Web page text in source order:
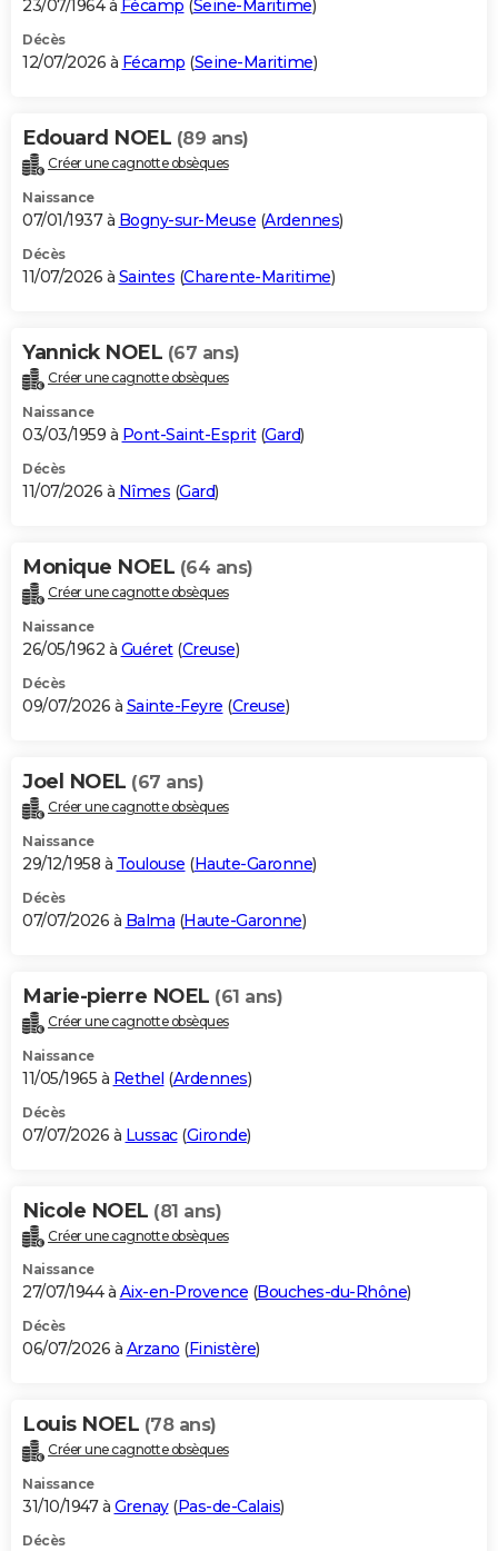
23/07/1964 à Fécamp (Seine-Maritime)
Décès
12/07/2026 à Fécamp (Seine-Maritime)
Edouard NOEL (89 ans)
Créer une cagnotte obsèques
Naissance
07/01/1937 à Bogny-sur-Meuse (Ardennes)
Décès
11/07/2026 à Saintes (Charente-Maritime)
Yannick NOEL (67 ans)
Créer une cagnotte obsèques
Naissance
03/03/1959 à Pont-Saint-Esprit(Gard)
Décès
11/07/2026 à Nîmes (Gard)
Monique NOEL (64 ans)
Créer une cagnotte obsèques
Naissance
26/05/1962 à Guéret(Creuse)
Décès
09/07/2026 à Sainte-Feyre (Creuse)
Joel NOEL (67 ans)
Créer une cagnotte obsèques
Naissance
29/12/1958 à Toulouse (Haute-Garonne)
Décès
07/07/2026 à Balma (Haute-Garonne)
Marie-pierre NOEL (61 ans)
Créer une cagnotte obsèques
Naissance
11/05/1965 à Rethel (Ardennes)
Décès
07/07/2026 à Lussac(Gironde)
Nicole NOEL (81 ans)
Créer une cagnotte obsèques
Naissance
27/07/1944 à Aix-en-Provence (Bouches-du-Rhône)
Décès
06/07/2026 à Arzano (Finistère)
Louis NOEL (78 ans)
Créer une cagnotte obsèques
Naissance
31/10/1947 à Grenay(Pas-de-Calais)
Décès